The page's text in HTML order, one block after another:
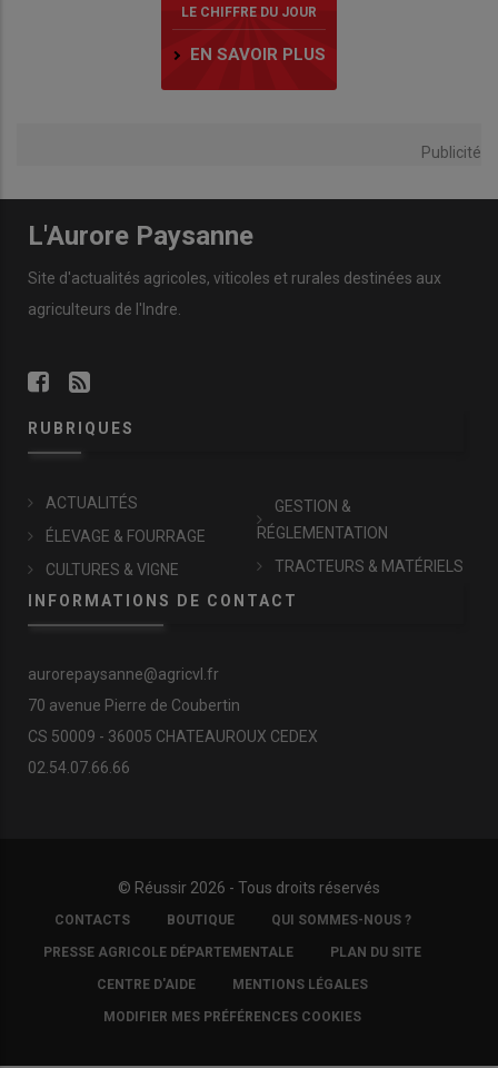
LE CHIFFRE DU JOUR
EN SAVOIR PLUS
Publicité
L'Aurore Paysanne
Site d'actualités agricoles, viticoles et rurales destinées aux
agriculteurs de l'Indre.
RUBRIQUES
ACTUALITÉS
ÉLEVAGE & FOURRAGE
CULTURES & VIGNE
GESTION &
RÉGLEMENTATION
TRACTEURS & MATÉRIELS
INFORMATIONS DE CONTACT
aurorepaysanne@agricvl.fr
70 avenue Pierre de Coubertin
CS 50009 - 36005 CHATEAUROUX CEDEX
02.54.07.66.66
© Réussir 2026 - Tous droits réservés
FOOTER
COPYRIGHT
CONTACTS BOUTIQUE QUI SOMMES-NOUS ?
PRESSE AGRICOLE DÉPARTEMENTALE PLAN DU SITE
CENTRE D'AIDE MENTIONS LÉGALES
MODIFIER MES PRÉFÉRENCES COOKIES